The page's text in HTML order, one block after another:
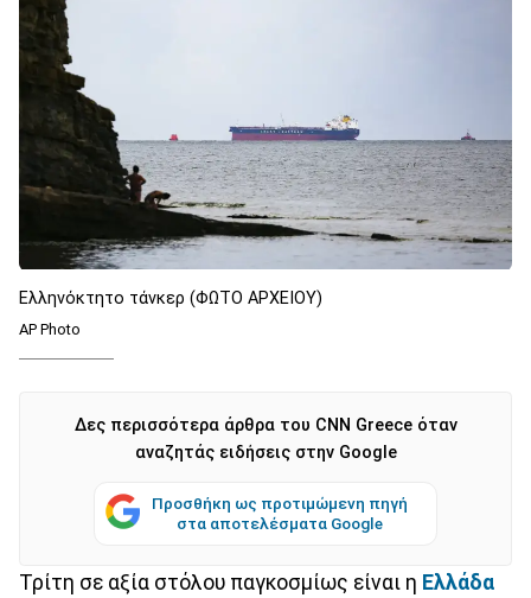
Ελληνόκτητο τάνκερ (ΦΩΤΟ ΑΡΧΕΙΟΥ)
AP Photo
Δες περισσότερα άρθρα του CNN Greece όταν
αναζητάς ειδήσεις στην Google
Προσθήκη ως προτιμώμενη πηγή
στα αποτελέσματα Google
Τρίτη σε αξία στόλου παγκοσμίως είναι η Ελλάδα